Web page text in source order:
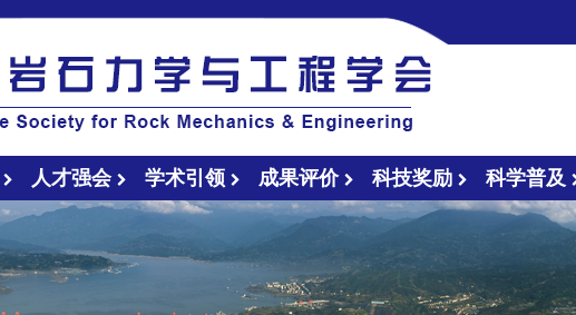
人才强会 学术引领 成果评价 科技奖励 科学普及